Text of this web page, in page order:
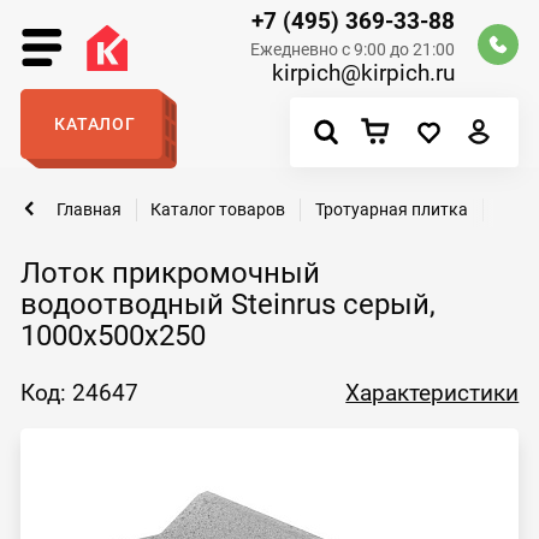
+7 (495) 369-33-88
Ежедневно с 9:00 до 21:00
kirpich@kirpich.ru
КАТАЛОГ
Лоток прикромочный
водоотводный Steinrus серый,
1000х500х250
Главная Каталог товаров Тротуарная плитка
Код: 24647 Характеристики